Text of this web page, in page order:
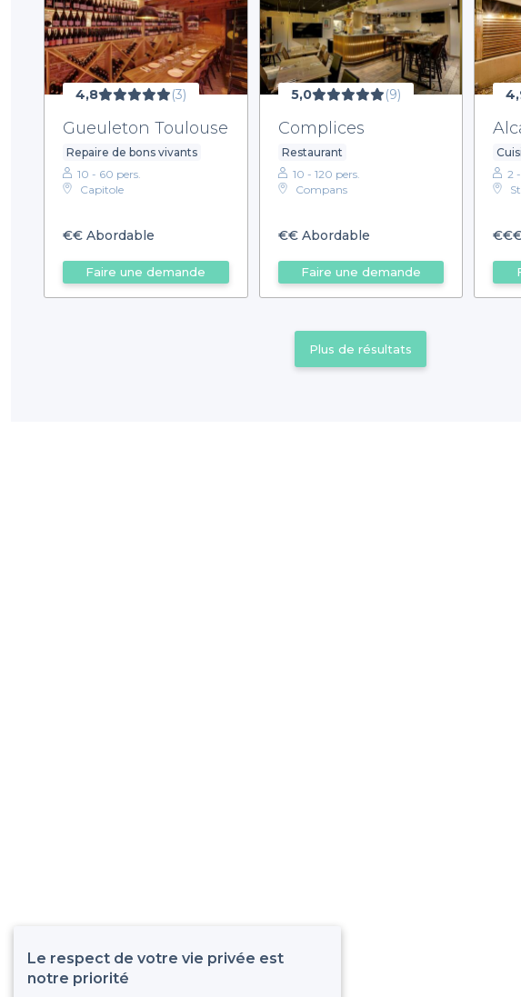
4,8 (3)
Gueuleton Toulouse
Repaire de bons vivants
10 - 60 pers.
Capitole
€€ Abordable
Faire une demande
5,0 (9)
Complices
Restaurant
10 - 120 pers.
Compans
€€Abordable
Faire une demande
2
Plus de résultats
Le respect de votre vie privée est
notre priorité